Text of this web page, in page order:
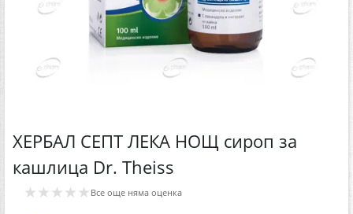
ХЕРБАЛ СЕПТ ЛЕКА НОЩ сироп за
кашлица Dr. Theiss
★★★★★ Все още няма оценка